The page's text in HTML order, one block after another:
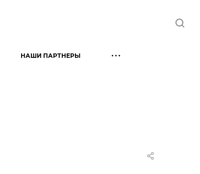
НАШИ ПАРТНЕРЫ